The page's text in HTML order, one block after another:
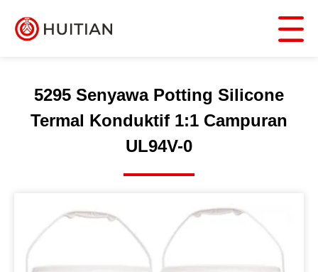
5295 Senyawa Potting Silicone
Termal Konduktif 1:1 Campuran
UL94V-0